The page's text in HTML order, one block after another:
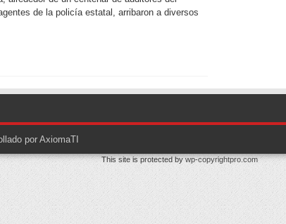
de la policía estatal, arribaron a diversos
por AxiomaTI
This site is protected bywp-copyrightpro.com